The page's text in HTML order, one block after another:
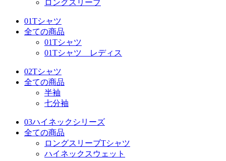
ロングスリーブ
01Tシャツ
全ての商品
01Tシャツ
01Tシャツ レディス
02Tシャツ
全ての商品
半袖
七分袖
03ハイネックシリーズ
全ての商品
ロングスリーブTシャツ
ハイネックスウェット